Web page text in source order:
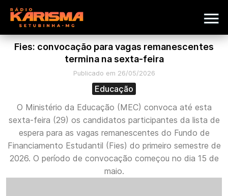
Fies: convocação para vagas remanescentes
termina na sexta-feira
Publicado em 26/05/2026
Educação
O Ministério da Educação (MEC) convoca até esta
sexta-feira (29) os candidatos participantes da lista de
espera para as vagas remanescentes do Fundo de
Financiamento Estudantil (Fies) do primeiro semestre de
2026. O período de convocação começou no dia 15 de
maio.